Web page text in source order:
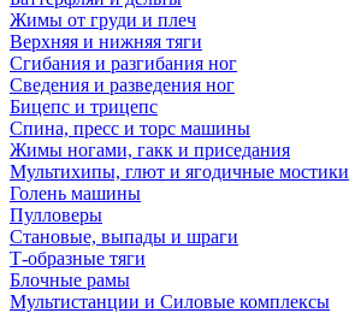
Жимы от груди и плеч
Верхняя и нижняя тяги
Сгибания и разгибания ног
Сведения и разведения ног
Бицепс и трицепс
Спина, пресс и торс машины
Жимы ногами, гакк и приседания
Мультихипы, глют и ягодичные мостики
Голень машины
Пулловеры
Становые, выпады и шраги
Т-образные тяги
Блочные рамы
Мультистанции и Силовые комплексы